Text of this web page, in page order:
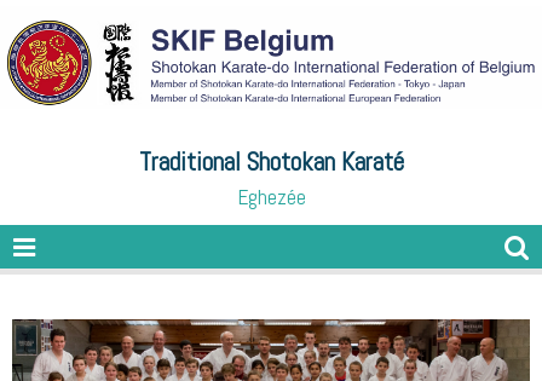
Traditional Shotokan Karaté
Eghezée